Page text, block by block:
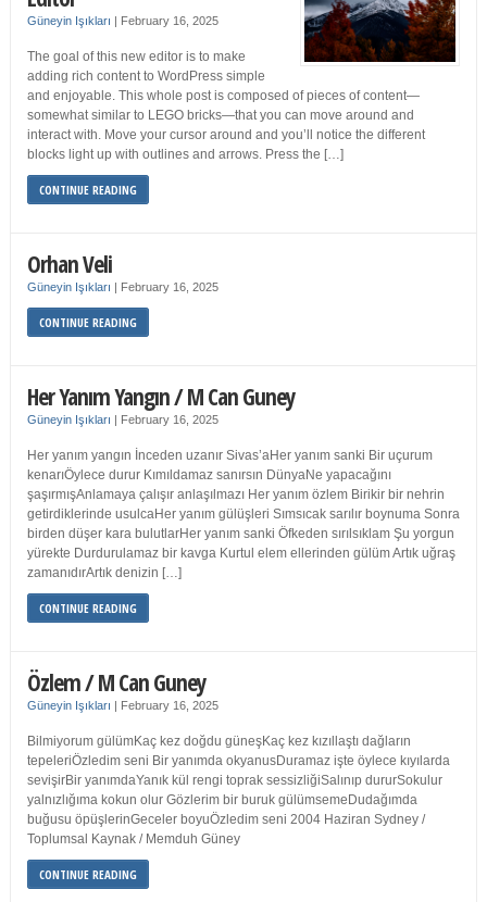
Güneyin Işıkları | February 16, 2025
The goal of this new editor is to make
adding rich content to WordPress simple
and enjoyable. This whole post is composed of pieces of content—
somewhat similar to LEGO bricks—that you can move around and
interact with. Move your cursor around and you’ll notice the different
blocks light up with outlines and arrows. Press the […]
CONTINUE READING
Orhan Veli
Güneyin Işıkları | February 16, 2025
CONTINUE READING
Her Yanım Yangın / M Can Guney
Güneyin Işıkları | February 16, 2025
Her yanım yangın İnceden uzanır Sivas’aHer yanım sanki Bir uçurum
kenarıÖylece durur Kımıldamaz sanırsın DünyaNe yapacağını
şaşırmışAnlamaya çalışır anlaşılmazı Her yanım özlem Birikir bir nehrin
getirdiklerinde usulcaHer yanım gülüşleri Sımsıcak sarılır boynuma Sonra
birden düşer kara bulutlarHer yanım sanki Öfkeden sırılsıklam Şu yorgun
yürekte Durdurulamaz bir kavga Kurtul elem ellerinden gülüm Artık uğraş
zamanıdırArtık denizin […]
CONTINUE READING
Özlem / M Can Guney
Güneyin Işıkları | February 16, 2025
Bilmiyorum gülümKaç kez doğdu güneşKaç kez kızıllaştı dağların
tepeleriÖzledim seni Bir yanımda okyanusDuramaz işte öylece kıyılarda
sevişirBir yanımdaYanık kül rengi toprak sessizliğiSalınıp dururSokulur
yalnızlığıma kokun olur Gözlerim bir buruk gülümsemeDudağımda
buğusu öpüşlerinGeceler boyuÖzledim seni 2004 Haziran Sydney /
Toplumsal Kaynak / Memduh Güney
CONTINUE READING